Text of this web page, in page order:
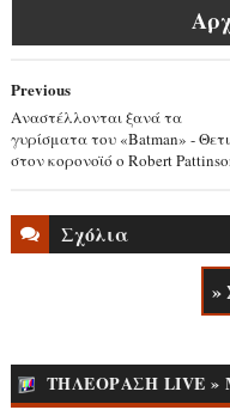
Previous
Αναστέλλονται ξανά τα
γυρίσματα του «Batman» -
στον κορονοϊό ο Robert
Σχόλια
»
ΤΗΛΕΟΡΑΣΗ LIVE »